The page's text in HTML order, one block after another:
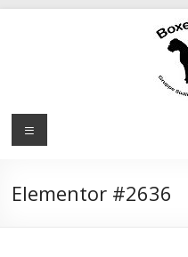
Elementor #2636